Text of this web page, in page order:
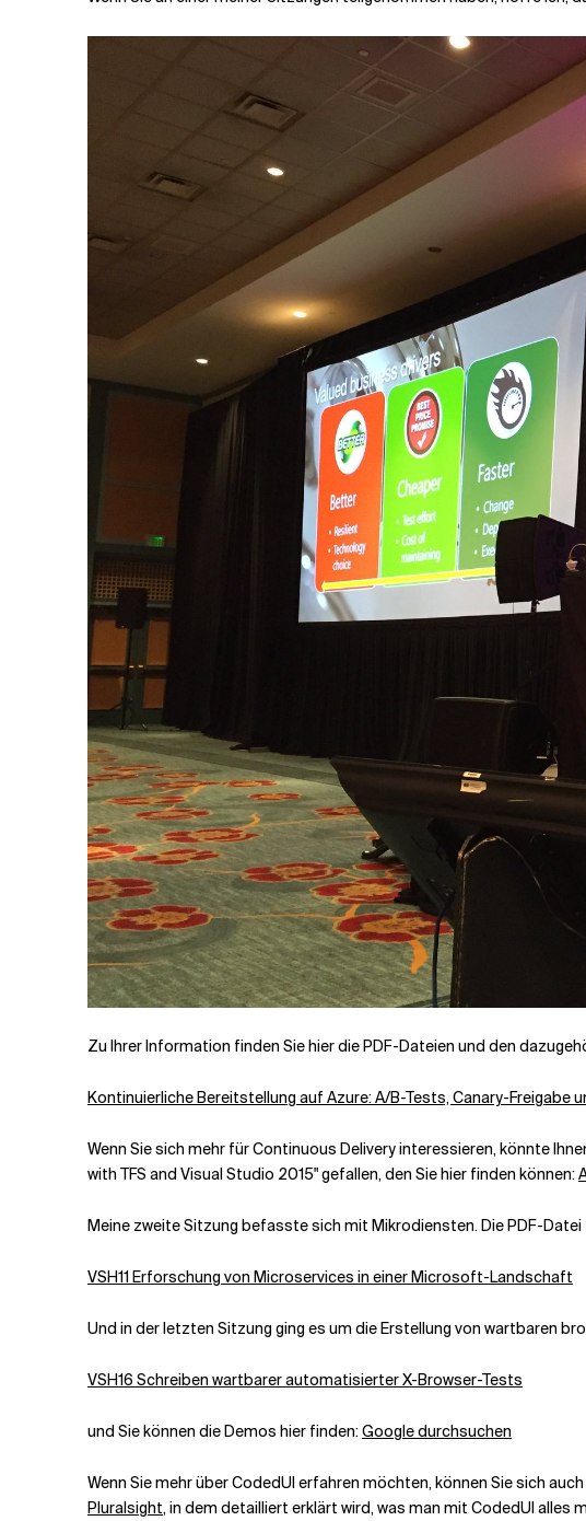
Verwandte Themen
Zu Ihrer Information finden Sie hier die PDF-Dateien und den
Kontinuierliche Bereitstellung auf Azure: A/B-Tests, Canary-Freigabe
Wenn Sie sich mehr für Continuous Delivery interessieren, könnte
with TFS and Visual Studio 2015" gefallen, den Sie hier finden können:
Meine zweite Sitzung befasste sich mit Mikrodiensten. Die PDF-Datei
VSH11 Erforschung von Microservices in einer Microsoft-Landschaft
Und in der letzten Sitzung ging es um die Erstellung von wartbaren
VSH16 Schreiben wartbarer automatisierter X-Browser-Tests
und Sie können die Demos hier finden:Google durchsuchen
Wenn Sie mehr über CodedUI erfahren möchten, können Sie sich
Pluralsight, in dem detailliert erklärt wird, was man mit CodedUI alles